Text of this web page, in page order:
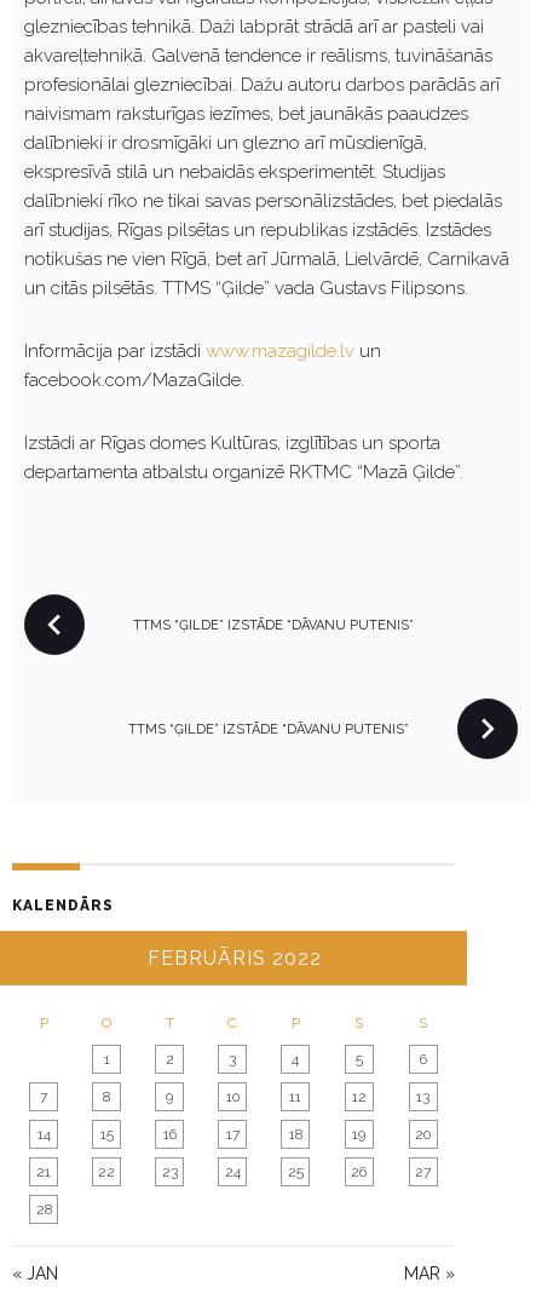
glezniecības tehnikā. Daži labprāt strādā arī ar pasteli vai
akvareļtehnikā. Galvenā tendence ir reālisms, tuvināšanās
profesionālai glezniecībai. Dažu autoru darbos parādās arī
naivismam raksturīgas iezīmes, bet jaunākās paaudzes
dalībnieki ir drosmīgāki un glezno arī mūsdienīgā,
ekspresīvā stilā un nebaidās eksperimentēt. Studijas
dalībnieki rīko ne tikai savas personālizstādes, bet piedalās
arī studijas, Rīgas pilsētas un republikas izstādēs. Izstādes
notikušas ne vien Rīgā, bet arī Jūrmalā, Lielvārdē, Carnikavā
un citās pilsētās. TTMS “Ģilde” vada Gustavs Filipsons.
Informācija par izstādi www.mazagilde.lv un
facebook.com/MazaGilde.
Izstādi ar Rīgas domes Kultūras, izglītības un sporta
departamenta atbalstu organizē RKTMC “Mazā Ģilde”.
P
O
G
A
T
O
N
TTMS “ĢILDE” IZSTĀDE “DĀVANU PUTENIS”
TTMS “ĢILDE” IZSTĀDE “DĀVANU PUTENIS”
KALENDĀRS
FEBRUĀRIS 2022
P O T C P S S
« JAN MAR »
1 2 3 4 5 6
7 8 9 10 11 12 13
14 15 16 17 18 19 20
21 22 23 24 25 26 27
28